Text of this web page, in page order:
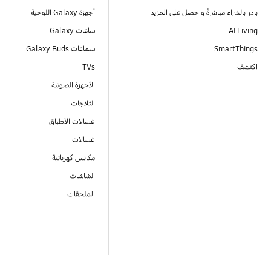
بادر بالشراء مباشرةً واحصل على المزيد
AI Living
SmartThings
اكتشف
أجهزة Galaxy اللوحية
ساعات Galaxy
سماعات Galaxy Buds
TVs
الأجهزة الصوتية
الثلاجات
غسالات الأطباق
غسالات
مكانس كهربائية
الشاشات
الملحقات